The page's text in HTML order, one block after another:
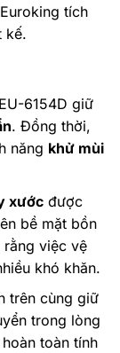
tích
kế.
6154D giữ
. Đồng thời,
năng khử mùi
xướcđược
bề mặt bồn
việc vệ
khó khăn.
trên cùng giữ
trong lòng
toàn tính